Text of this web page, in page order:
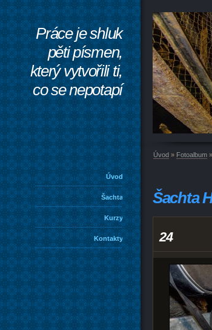
Práce je shluk
pěti písmen,
který vytvořili ti,
co se nepotapí
Úvod
Šachta
Kurzy
Kontakty
Úvod » Fotoalbum »
Šachta
24